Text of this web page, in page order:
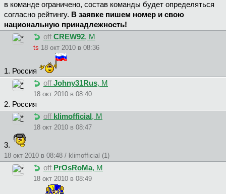
в команде ограничено, состав команды будет определяться
согласно рейтингу. В заявке пишем номер и свою
национальную принадлежность!
off CREW92, М
ts 18 окт 2010 в 08:36
1. Россия
off Johny31Rus, М
18 окт 2010 в 08:40
2. Россия
off klimofficial , М
18 окт 2010 в 08:47
3.
18 окт 2010 в 08:48 / klimofficial (1)
off PrOsRoMa, М
18 окт 2010 в 08:49